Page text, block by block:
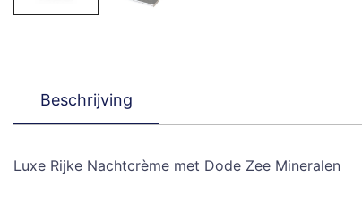
Beschrijving
Luxe Rijke Nachtcrème met Dode Zee Mineralen